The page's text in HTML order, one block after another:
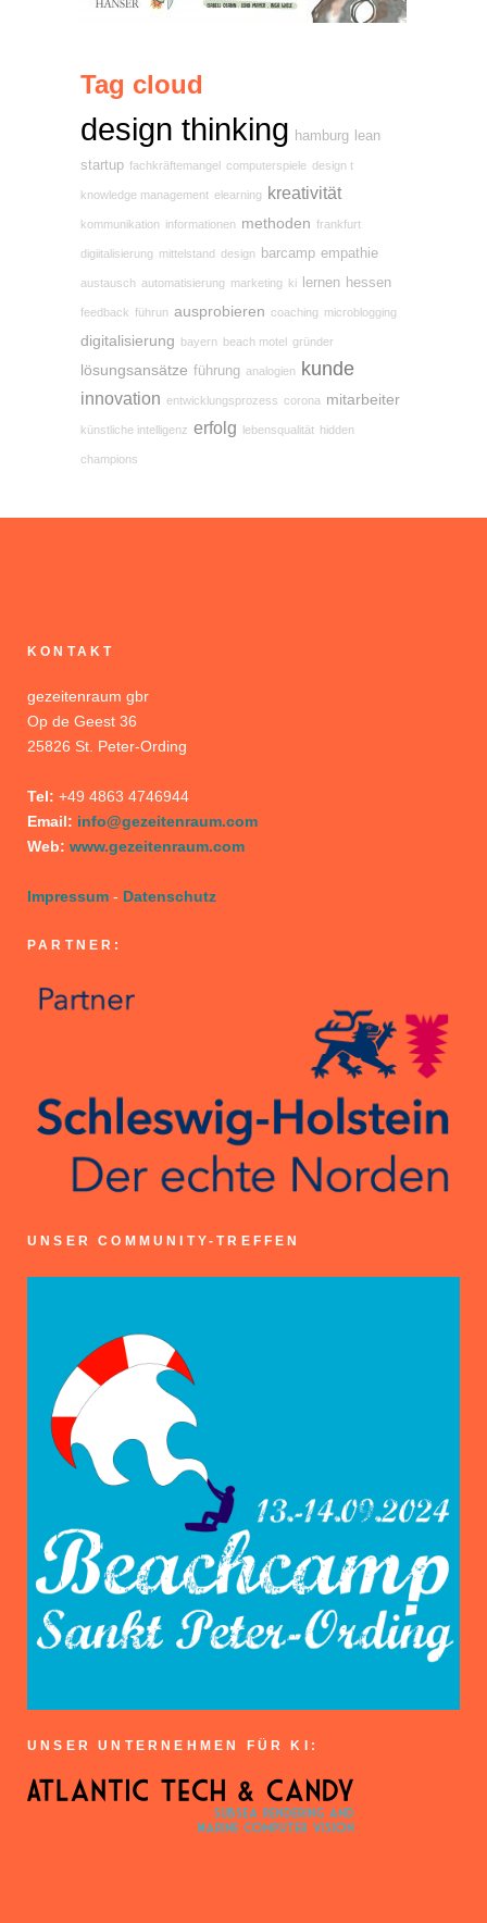
Tag cloud
design thinking hamburg lean
startup fachkräftemangel computerspiele design t
knowledge management elearning kreativität
kommunikation informationen methoden frankfurt
digiitalisierung mittelstand design barcamp empathie
austausch automatisierung marketing ki lernen hessen
feedback führun ausprobieren coaching microblogging
digitalisierung bayern beach motel gründer
lösungsansätze führung analogien kunde
innovation entwicklungsprozess corona mitarbeiter
künstliche intelligenz erfolg lebensqualität hidden
champions
KONTAKT
gezeitenraum gbr
Op de Geest 36
25826 St. Peter-Ording
Tel: +49 4863 4746944
Email: info@gezeitenraum.com
Web: www.gezeitenraum.com
Impressum - Datenschutz
PARTNER:
UNSER COMMUNITY-TREFFEN
UNSER UNTERNEHMEN FÜR KI: